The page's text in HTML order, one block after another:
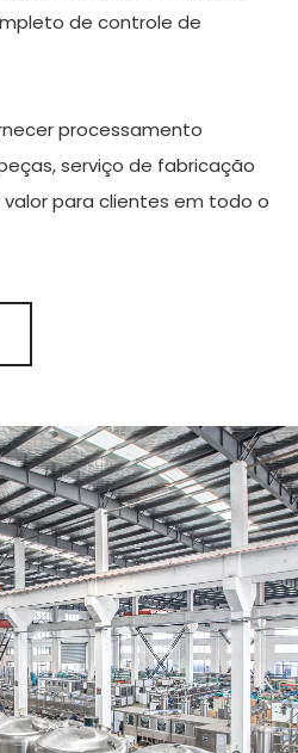
de controle de
processamento
serviço de fabricação
para clientes em todo o